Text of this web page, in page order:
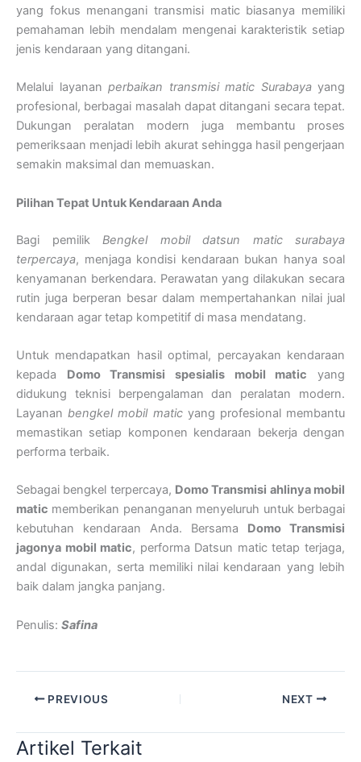
yang fokus menangani transmisi matic biasanya memiliki
pemahaman lebih mendalam mengenai karakteristik setiap
jenis kendaraan yang ditangani.
Melalui layanan perbaikan transmisi matic Surabayayang
profesional, berbagai masalah dapat ditangani secara tepat.
Dukungan peralatan modern juga membantu proses
pemeriksaan menjadi lebih akurat sehingga hasil pengerjaan
semakin maksimal dan memuaskan.
Pilihan Tepat Untuk Kendaraan Anda
Bagi pemilik Bengkel mobil datsun matic surabaya
terpercaya, menjaga kondisi kendaraan bukan hanya soal
kenyamanan berkendara. Perawatan yang dilakukan secara
rutin juga berperan besar dalam mempertahankan nilai jual
kendaraan agar tetap kompetitif di masa mendatang.
Untuk mendapatkan hasil optimal, percayakan kendaraan
kepada Domo Transmisi spesialis mobil matic yang
didukung teknisi berpengalaman dan peralatan modern.
Layananbengkel mobil maticyang profesional membantu
memastikan setiap komponen kendaraan bekerja dengan
performa terbaik.
Sebagai bengkel terpercaya, Domo Transmisi ahlinya mobil
matic memberikan penanganan menyeluruh untuk berbagai
kebutuhan kendaraan Anda. Bersama Domo Transmisi
jagonya mobil matic, performa Datsun matic tetap terjaga,
andal digunakan, serta memiliki nilai kendaraan yang lebih
baik dalam jangka panjang.
Penulis: Safina
PREVIOUS NEXT
Artikel Terkait